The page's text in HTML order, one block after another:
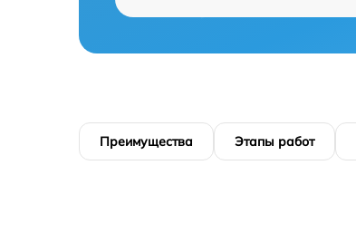
Преимущества Этапы работ